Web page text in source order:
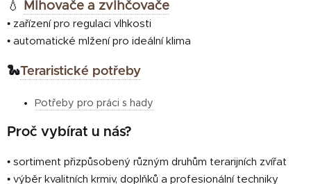
💧 Mlhovače a zvlhčovače
• zařízení pro regulaci vlhkosti
• automatické mlžení pro ideální klima
🐍Teraristické potřeby
Potřeby pro práci s hady
Proč vybírat u nás?
• sortiment přizpůsobený různým druhům terarijních zvířat
• výběr kvalitních krmiv, doplňků a profesionální techniky